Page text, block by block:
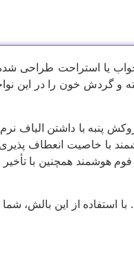
یا استراحت طراحی
و گردش خون را در این
پنبه با داشتن الیاف
با خاصیت انعطاف پذیری
هوشمند همچنین با تأخیر
استفاده از این بالش،